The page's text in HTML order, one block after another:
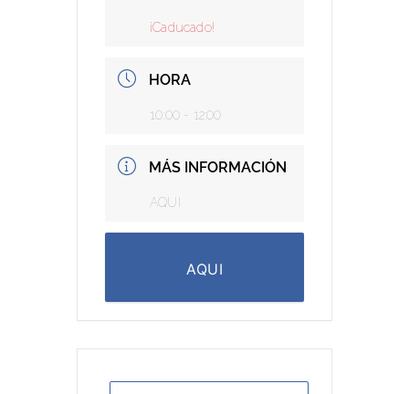
¡Caducado!
HORA
10:00 - 12:00
MÁS INFORMACIÓN
AQUI
AQUI